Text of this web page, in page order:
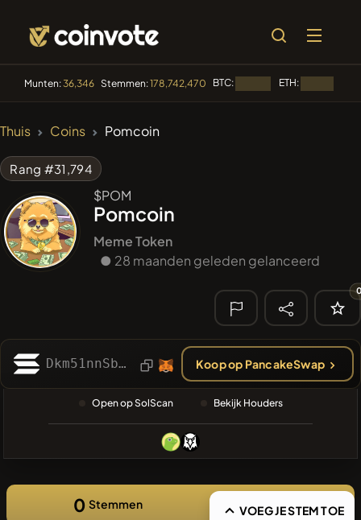
Munten:36,346 Stemmen:178,742,470 BTC: ETH:
FYRA FYRA
#278
Moon Highway DRUMM
#277
ZOEKOPDRACHT
❌Geen
recente
munten
Thuis Coins Pomcoin
Rang #31,794
$POM
Pomcoin
Meme Token
● 28 maanden geleden gelanceerd
Dkm51nnSbJeet5fCVKgCCMiXGveLH2k6scGVh5DNTxQN Koop op PancakeSwap
Open op SolScan Bekijk Houders
0 Stemmen VOEG JE STEM TOE